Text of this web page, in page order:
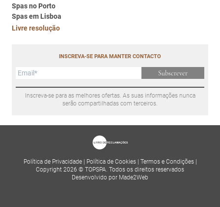
Spas no Porto
Spas em Lisboa
Livre resolução
INSCREVA-SE PARA MANTER CONTACTO
Subscrever
Inscreva-se para as melhores ofertas. As suas informações nunca
serão compartilhadas com terceiros.
Política de Privacidade Política de Cookies Termos e Condições
Copyright 2026 © TOPSPA. Todos os direitos reservados
Desenvolvido por Made2Web